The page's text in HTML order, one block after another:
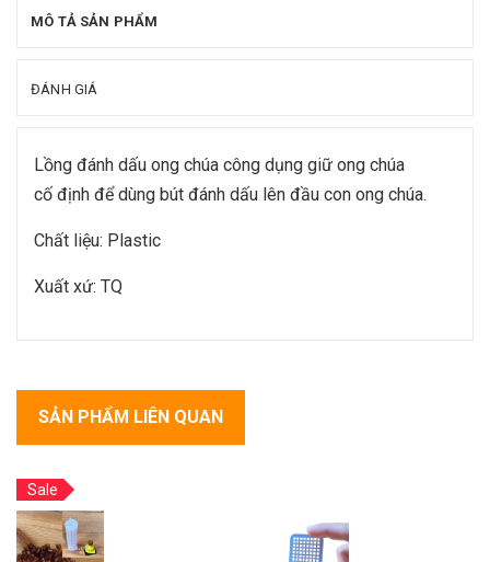
MÔ TẢ SẢN PHẨM
ĐÁNH GIÁ
Lồng đánh dấu ong chúa công dụng giữ ong chúa
cố định để dùng bút đánh dấu lên đầu con ong chúa.
Chất liệu: Plastic
Xuất xứ: TQ
SẢN PHẨM LIÊN QUAN
Sale